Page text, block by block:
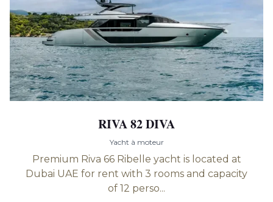
RIVA 82 DIVA
Yacht à moteur
Premium Riva 66 Ribelle yacht is located at
Dubai UAE for rent with 3 rooms and capacity
of 12 perso...